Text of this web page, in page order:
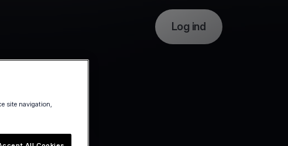
Log ind
site navigation,